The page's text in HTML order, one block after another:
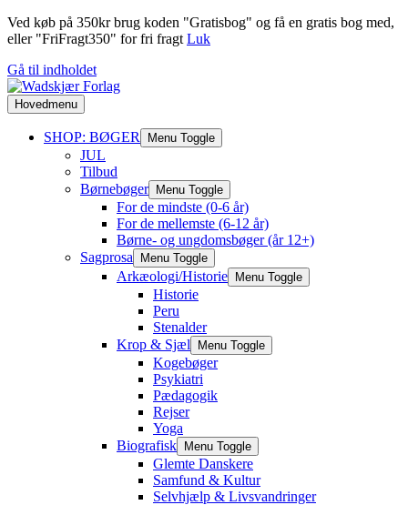
Ved køb på 350kr brug koden "Gratisbog" og få en gratis bog med,
eller "FriFragt350" for fri fragt Luk
Gå til indholdet
Hovedmenu
SHOP: BØGER Menu Toggle
JUL
Tilbud
Børnebøger
Menu Toggle
For de mindste (0-6 år)
For de mellemste (6-12 år)
Børne- og ungdomsbøger (år 12+)
Sagprosa
Menu Toggle
Arkæologi/Historie Menu Toggle
Historie
Peru
Stenalder
Krop & Sjæl
Menu Toggle
Kogebøger
Psykiatri
Pædagogik
Rejser
Yoga
Biografisk
Menu Toggle
Glemte Danskere
Samfund & Kultur
Selvhjælp & Livsvandringer